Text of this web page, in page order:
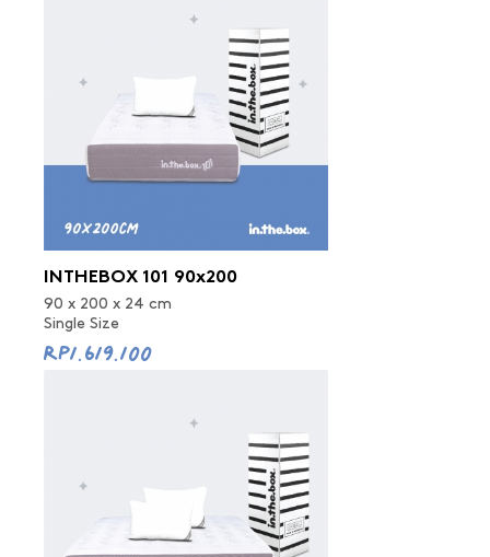
INTHEBOX 101 90x200
90 x 200 x 24 cm
Single Size
Rp1.619.100